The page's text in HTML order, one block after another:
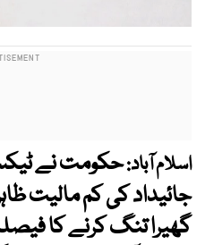
اسلام آباد:حکومت نے
جائیداد کی کم مالیت
گھیرا تنگ کرنے کا